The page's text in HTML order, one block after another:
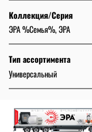
Коллекция/Серия
ЭРА %Семья%, ЭРА
Тип ассортимента
Универсальный